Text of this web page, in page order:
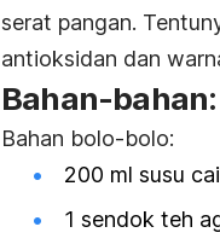
serat pangan.
antioksidan dan
Bahan-bahan:
Bahan bolo-bolo:
200 ml susu
1 sendok teh